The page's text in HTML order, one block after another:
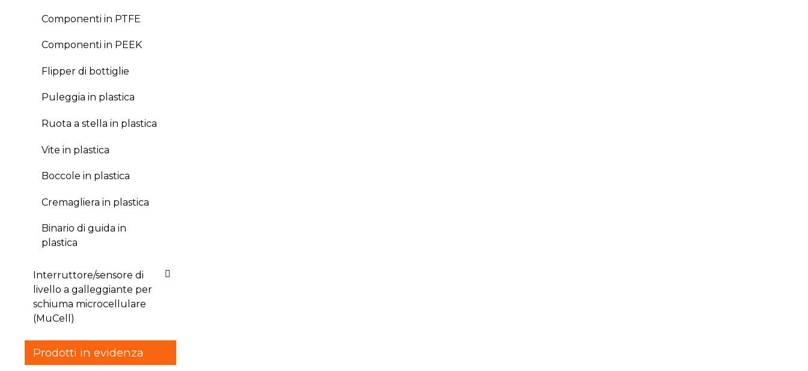
Componenti in PTFE
Componenti in PEEK
Flipper di bottiglie
Puleggia in plastica
Ruota a stella in plastica
Vite in plastica
Boccole in plastica
Cremagliera in plastica
Binario di guida in
plastica
Interruttore/sensore di
livello a galleggiante per
schiuma microcellulare
(MuCell)
Prodotti in evidenza